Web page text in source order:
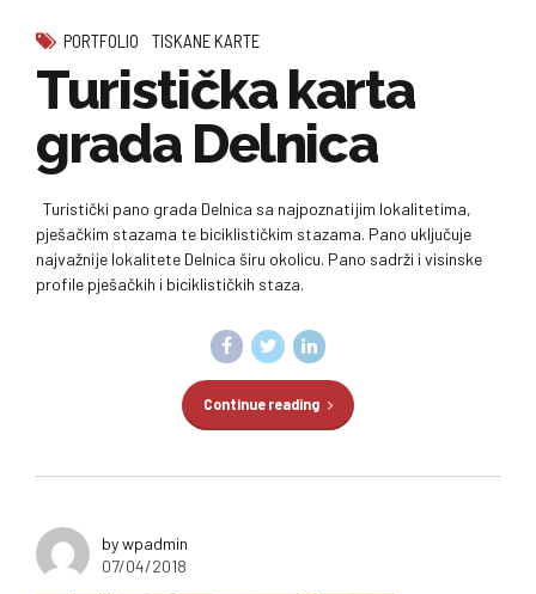
PORTFOLIO TISKANE KARTE
Turistička karta
grada Delnica
Turistički pano grada Delnica sa najpoznatijim lokalitetima,
pješačkim stazama te biciklističkim stazama. Pano uključuje
najvažnije lokalitete Delnica širu okolicu. Pano sadrži i visinske
profile pješačkih i biciklističkih staza.
Continue reading
by wpadmin
07/04/2018